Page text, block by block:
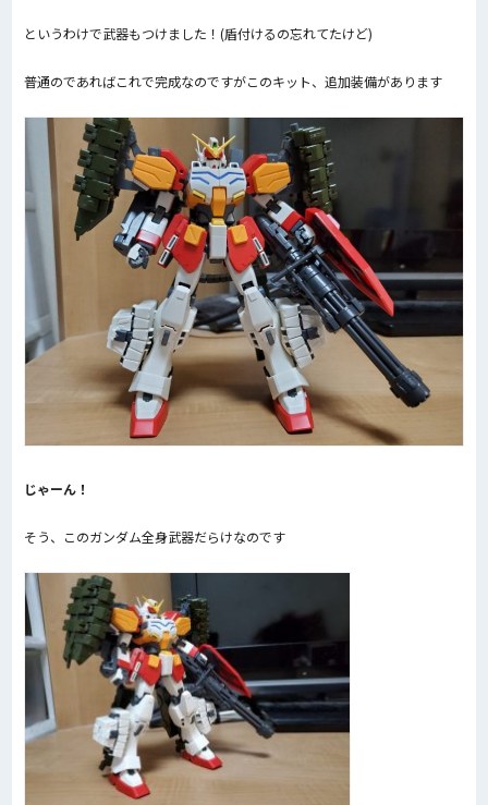
というわけで武器もつけました！(盾付けるの忘れてたけど)
普通のであればこれで完成なのですがこのキット、追加装備があります
じゃーん！
そう、このガンダム全身武器だらけなのです